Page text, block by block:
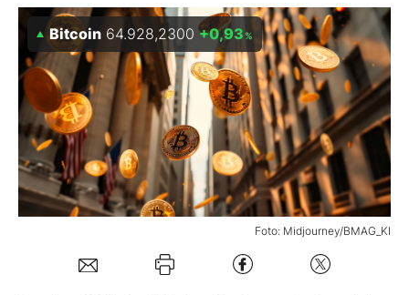
BO-Musterdepots
Experten
Mein B:O
Mein Konto
Foto: Midjourney/BMAG_KI
Bitcoin 64.928,2300 +0,93 %